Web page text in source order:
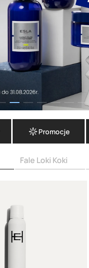
Promocje
Fale Loki Koki